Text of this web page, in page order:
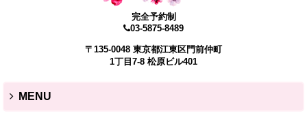
完全予約制
03-5875-8489
〒135-0048 東京都江東区門前仲町
1丁目7-8 松原ビル401
MENU